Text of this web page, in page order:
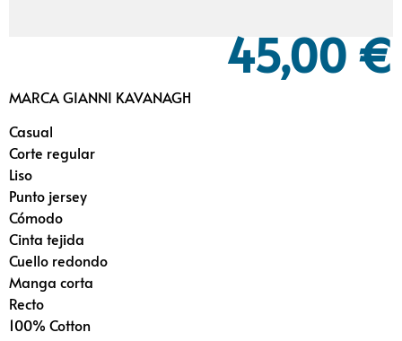
45,00 €
MARCA GIANNI KAVANAGH
Casual
Corte regular
Liso
Punto jersey
Cómodo
Cinta tejida
Cuello redondo
Manga corta
Recto
100% Cotton